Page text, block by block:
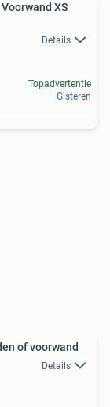
XS
Details
Topadvertentie
Gisteren
of voorwand
Details